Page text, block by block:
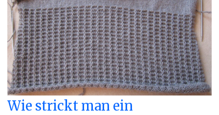
Wie strickt man ein